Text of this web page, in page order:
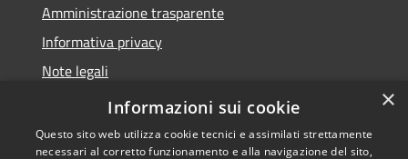
Amministrazione trasparente
Informativa privacy
Note legali
Dichiarazione di accessibilità
×
Informazioni sui cookie
Questo sito web utilizza cookie tecnici e assimilati strettamente
necessari al corretto funzionamento e alla navigazione del sito,